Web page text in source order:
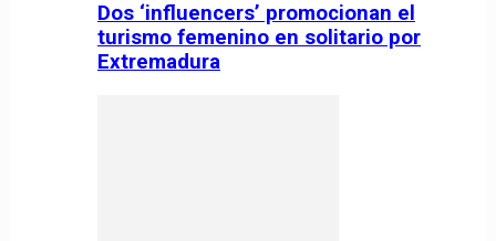
Dos ‘influencers’ promocionan el
turismo femenino en solitario por
Extremadura